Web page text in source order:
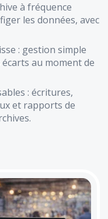
à fréquence
les données, avec
: gestion simple
au moment de
: écritures,
et rapports de